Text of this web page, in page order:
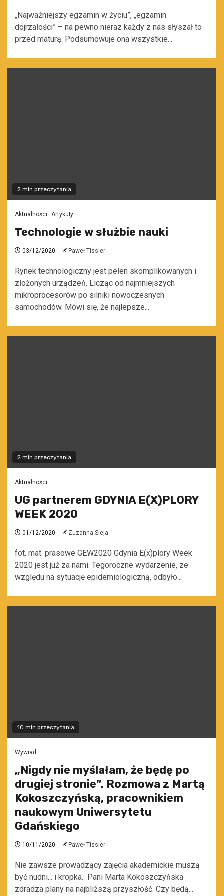
„Najważniejszy egzamin w życiu”, „egzamin
dojrzałości” – na pewno nieraz każdy z nas słyszał to
przed maturą. Podsumowuje ona wszystkie...
2 min przeczytania
Aktualności Artykuły
Technologie w służbie nauki
03/12/2020 Paweł Tissler
Rynek technologiczny jest pełen skomplikowanych i
złożonych urządzeń. Licząc od najmniejszych
mikroprocesorów po silniki nowoczesnych
samochodów. Mówi się, że najlepsze...
2 min przeczytania
Aktualności
UG partnerem GDYNIA E(X)PLORY
WEEK 2020
01/12/2020 Zuzanna Sieja
fot. mat. prasowe GEW2020 Gdynia E(x)plory Week
2020 jest już za nami. Tegoroczne wydarzenie, ze
względu na sytuację epidemiologiczną, odbyło...
10 min przeczytania
Wywiad
„Nigdy nie myślałam, że będę po
drugiej stronie”. Rozmowa z Martą
Kokoszczyńską, pracownikiem
naukowym Uniwersytetu
Gdańskiego
10/11/2020 Paweł Tissler
Nie zawsze prowadzący zajęcia akademickie muszą
być nudni... i kropka. Pani Marta Kokoszczyńska
zdradza plany na najbliższą przyszłość. Czy będą...